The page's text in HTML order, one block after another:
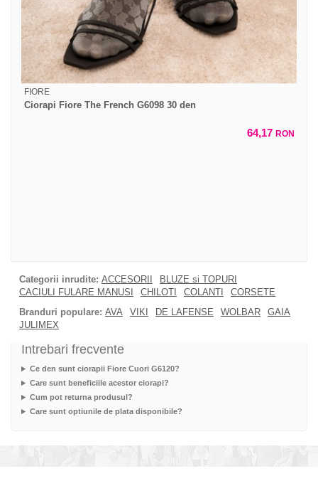
FIORE
Ciorapi Fiore The French G6098 30 den
64,17 RON
Categorii inrudite: ACCESORII
BLUZE si TOPURI
CACIULI FULARE MANUSI
CHILOTI COLANTI
CORSETE
Branduri populare: AVA VIKI DE LAFENSE WOLBAR
GAIA
JULIMEX
Intrebari frecvente
Ce den sunt ciorapii Fiore Cuori G6120?
Care sunt beneficiile acestor ciorapi?
Cum pot returna produsul?
Care sunt optiunile de plata disponibile?